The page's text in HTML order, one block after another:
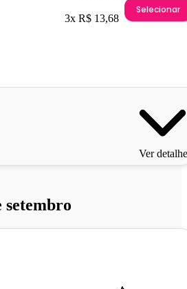
3x R$ 13,68
Selecionar
Ver
setembro